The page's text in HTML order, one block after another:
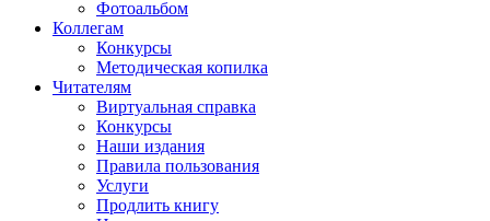
Фотоальбом
Коллегам
Конкурсы
Методическая копилка
Читателям
Виртуальная справка
Конкурсы
Наши издания
Правила пользования
Услуги
Продлить книгу